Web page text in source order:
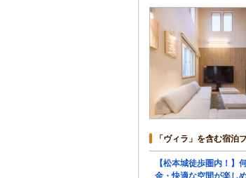
「ヴィラ」を含む宿泊
【松本城徒歩圏内！】
金・快適な空間が楽し